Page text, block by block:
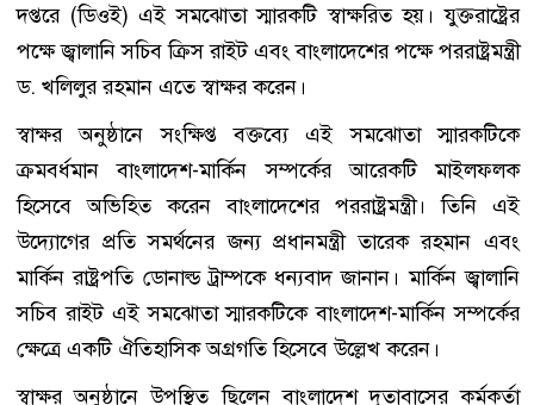
দপ্তরে (ডিওই) এই সমঝোতা স্মারকটি স্বাক্ষরিত হয়। যুক্তরাষ্ট্রের
পক্ষে জ্বালানি সচিব ক্রিস রাইট এবং বাংলাদেশের পক্ষে পররাষ্ট্রমন্ত্রী
ড. খলিলুর রহমান এতে স্বাক্ষর করেন।
স্বাক্ষর অনুষ্ঠানে সংক্ষিপ্ত বক্তব্যে এই সমঝোতা স্মারকটিকে
ক্রমবর্ধমান বাংলাদেশ-মার্কিন সম্পর্কের আরেকটি মাইলফলক
হিসেবে অভিহিত করেন বাংলাদেশের পররাষ্ট্রমন্ত্রী। তিনি এই
উদ্যোগের প্রতি সমর্থনের জন্য প্রধানমন্ত্রী তারেক রহমান এবং
মার্কিন রাষ্ট্রপতি ডোনাল্ড ট্রাম্পকে ধন্যবাদ জানান। মার্কিন জ্বালানি
সচিব রাইট এই সমঝোতা স্মারকটিকে বাংলাদেশ-মার্কিন সম্পর্কের
ক্ষেত্রে একটি ঐতিহাসিক অগ্রগতি হিসেবে উল্লেখ করেন।
স্বাক্ষর অনুষ্ঠানে উপস্থিত ছিলেন বাংলাদেশ দূতাবাসের কর্মকর্তা